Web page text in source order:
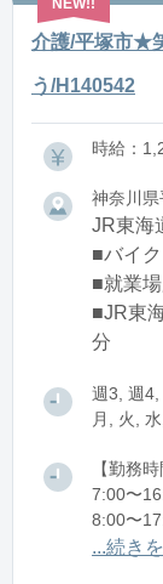
介護/平塚市★
う/H140542
時給：
神奈川
JR東海
■バイ
■就業
■JR東
分
週3, 週4,
月, 火,
【勤務
7:00〜
8:00〜
12:00〜
...続き